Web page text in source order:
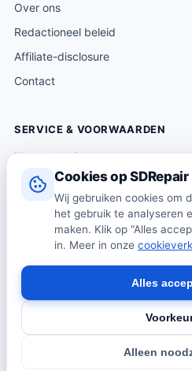
Cookies op SDRepair
Wij gebruiken cookies om
het gebruik te analyseren
maken. Klik op “Alles
in. Meer in onze
Alleen
Alles
Over ons
Redactioneel beleid
Affiliate-disclosure
Contact
SERVICE & VOORWAARDEN
Klantenservice
Verzending & levering
Retourneren
Algemene voorwaarden
verkopen zelf geen producten ·